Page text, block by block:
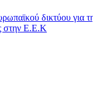
δικτύου για
στην Ε.Ε.Κ